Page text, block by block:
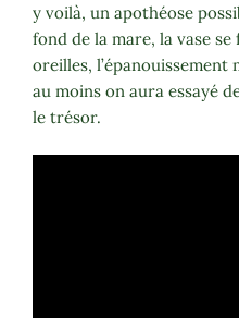
y voilà, un apothéose
fond de la mare, la vase
oreilles, l’épanouissement
au moins on aura essayé
le trésor.